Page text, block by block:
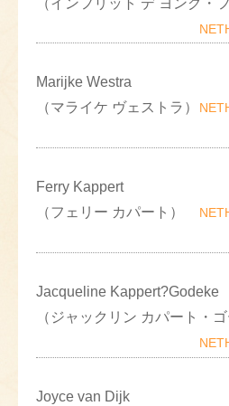
Marijke Westra
（マライケ ヴェストラ）
Ferry Kappert
（フェリー カパート）
Jacqueline Kappert?Godeke
（ジャックリン カパート・ゴ
Joyce van Dijk